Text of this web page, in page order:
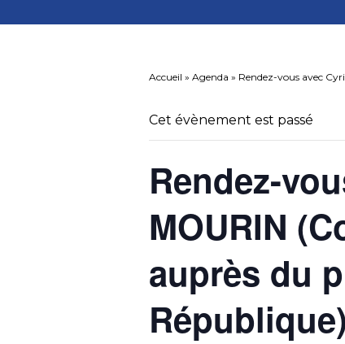
Accueil » Agenda » Rendez-vous avec
Cet évènement est passé
Rendez-
MOURIN
auprès du
République)